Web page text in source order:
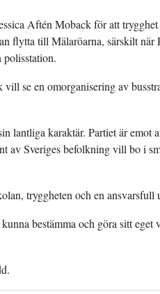
Aftén Moback för att
flytta till Mälaröarna, särskilt när
polisstation.
se en omorganisering av
lantliga karaktär. Partiet är emot
av Sveriges befolkning vill bo i
tryggheten och en ansvarsfull
bestämma och göra sitt eget